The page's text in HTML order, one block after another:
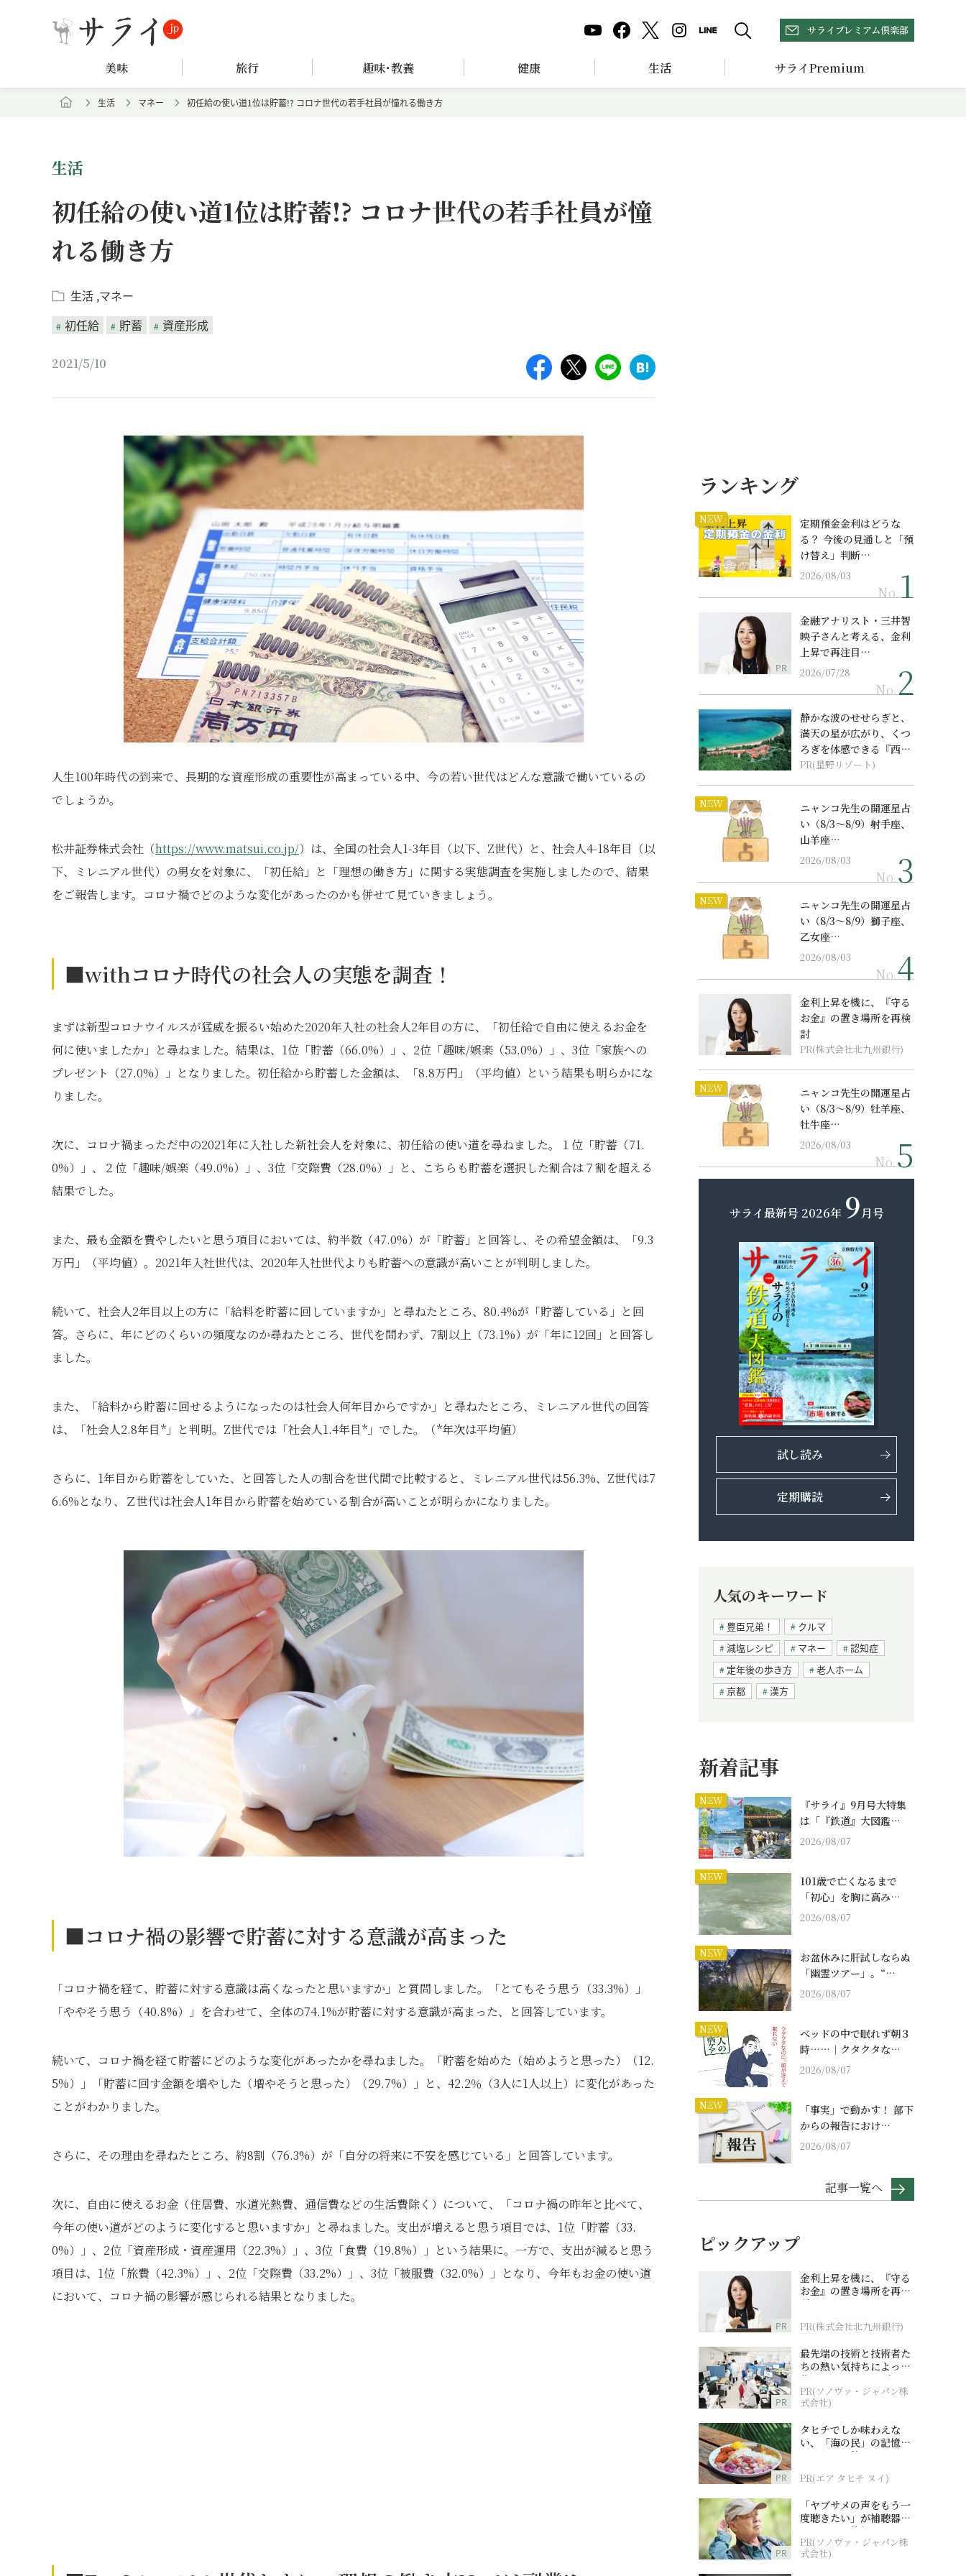
サライプレミアム倶楽部
美味 旅行 趣味･教養 健康 生活 サライPremium
生活 マネー 初任給の使い道1位は貯蓄!? コロナ世代の若手社員が憧れる働き方
生活
初任給の使い道1位は貯蓄!? コロナ世代の若手社員が憧
れる働き方
生活 マネー
初任給
貯蓄 資産形成
2021/5/10
人生100年時代の到来で、長期的な資産形成の重要性が高まっている中、今の若い世代はどんな意識で働いているの
でしょうか。
松井証券株式会社（https://www.matsui.co.jp/）は、全国の社会人1-3年目（以下、Z世代）と、社会人4-18年目（以
下、ミレニアル世代）の男女を対象に、「初任給」と「理想の働き方」に関する実態調査を実施しましたので、結果
をご報告します。コロナ禍でどのような変化があったのかも併せて見ていきましょう。
■withコロナ時代の社会人の実態を調査！
まずは新型コロナウイルスが猛威を振るい始めた2020年入社の社会人2年目の方に、「初任給で自由に使えるお金を
何に使いましたか」と尋ねました。結果は、1位「貯蓄（66.0%）」、2位「趣味/娯楽（53.0%）」、3位「家族への
プレゼント（27.0%）」となりました。初任給から貯蓄した金額は、「8.8万円」（平均値）という結果も明らかにな
りました。
次に、コロナ禍まっただ中の2021年に入社した新社会人を対象に、初任給の使い道を尋ねました。１位「貯蓄（71.
0%）」、２位「趣味/娯楽（49.0%）」、3位「交際費（28.0%）」と、こちらも貯蓄を選択した割合は７割を超える
結果でした。
また、最も金額を費やしたいと思う項目においては、約半数（47.0%）が「貯蓄」と回答し、その希望金額は、「9.3
万円」（平均値）。2021年入社世代は、2020年入社世代よりも貯蓄への意識が高いことが判明しました。
続いて、社会人2年目以上の方に「給料を貯蓄に回していますか」と尋ねたところ、80.4%が「貯蓄している」と回
答。さらに、年にどのくらいの頻度なのか尋ねたところ、世代を問わず、7割以上（73.1%）が「年に12回」と回答し
ました。
また、「給料から貯蓄に回せるようになったのは社会人何年目からですか」と尋ねたところ、ミレニアル世代の回答
は、「社会人2.8年目*」と判明。Z世代では「社会人1.4年目*」でした。（*年次は平均値）
さらに、1年目から貯蓄をしていた、と回答した人の割合を世代間で比較すると、ミレニアル世代は56.3%、Z世代は7
6.6%となり、Ｚ世代は社会人1年目から貯蓄を始めている割合が高いことが明らかになりました。
■コロナ禍の影響で貯蓄に対する意識が高まった
「コロナ禍を経て、貯蓄に対する意識は高くなったと思いますか」と質問しました。「とてもそう思う（33.3%）」
「ややそう思う（40.8%）」を合わせて、全体の74.1%が貯蓄に対する意識が高まった、と回答しています。
続いて、コロナ禍を経て貯蓄にどのような変化があったかを尋ねました。「貯蓄を始めた（始めようと思った）（12.
5%）」「貯蓄に回す金額を増やした（増やそうと思った）（29.7%）」と、42.2％（3人に1人以上）に変化があった
ことがわかりました。
さらに、その理由を尋ねたところ、約8割（76.3%）が「自分の将来に不安を感じている」と回答しています。
次に、自由に使えるお金（住居費、水道光熱費、通信費などの生活費除く）について、「コロナ禍の昨年と比べて、
今年の使い道がどのように変化すると思いますか」と尋ねました。支出が増えると思う項目では、1位「貯蓄（33.
0%）」、2位「資産形成・資産運用（22.3%）」、3位「食費（19.8%）」という結果に。一方で、支出が減ると思う
項目は、1位「旅費（42.3%）」、2位「交際費（33.2%）」、3位「被服費（32.0%）」となり、今年もお金の使い道
において、コロナ禍の影響が感じられる結果となりました。
ランキング
NEW
定期預金金利はどうな
る？ 今後の見通しと「預
け替え」判断…
2026/08/03
No.
PR
金融アナリスト・三井智
映子さんと考える、金利
上昇で再注目…
2026/07/28
No.
静かな波のせせらぎと、
満天の星が広がり、くつ
ろぎを体感できる『西表
島ホテル by...
PR(星野リゾート)
NEW
ニャンコ先生の開運星占
い（8/3～8/9）射手座、
山羊座…
2026/08/03
No.
NEW
ニャンコ先生の開運星占
い（8/3～8/9）獅子座、
乙女座…
2026/08/03
No.
金利上昇を機に、『守る
お金』の置き場所を再検
討
PR(株式会社北九州銀行)
NEW
ニャンコ先生の開運星占
い（8/3～8/9）牡羊座、
牡牛座…
2026/08/03
No.
サライ最新号 2026年 9月号
試し読み
定期購読
人気のキーワード
豊臣兄弟！
クルマ
減塩レシピ
マネー
認知症
定年後の歩き方
老人ホーム
京都
漢方
新着記事
NEW
『サライ』9月号大特集
は「『鉄道』大図鑑…
2026/08/07
NEW
101歳で亡くなるまで
「初心」を胸に高み…
2026/08/07
NEW
お盆休みに肝試しならぬ
「幽霊ツアー」。“…
2026/08/07
NEW
ベッドの中で眠れず朝３
時……｜クタクタな…
2026/08/07
NEW
「事実」で動かす！ 部下
からの報告におけ…
2026/08/07
記事一覧へ
ピックアップ
PR
金利上昇を機に、『守る
お金』の置き場所を再検
討
PR(株式会社北九州銀行)
PR
最先端の技術と技術者た
ちの熱い気持ちによって
作られているオーダーメ
イド補聴器
PR(ソノヴァ・ジャパン株
式会社)
PR
タヒチでしか味わえな
い、「海の民」の記憶へ
とつながる旅
PR(エア タヒチ ヌイ)
PR
「ヤブサメの声をもう一
度聴きたい」が補聴器チ
ャレンジの後押しに
PR(ソノヴァ・ジャパン株
式会社)